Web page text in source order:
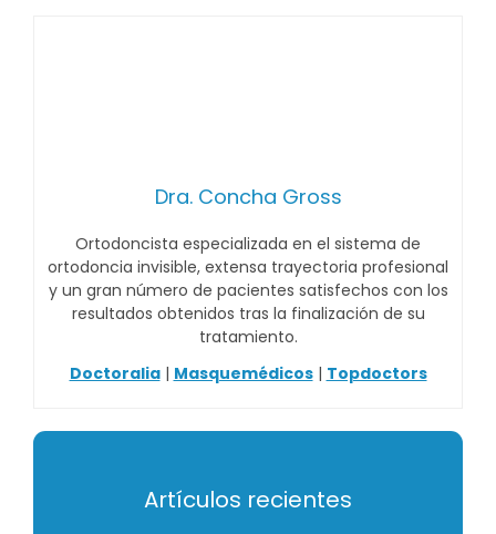
Dra. Concha Gross
Ortodoncista especializada en el sistema de
ortodoncia invisible, extensa trayectoria profesional
y un gran número de pacientes satisfechos con los
resultados obtenidos tras la finalización de su
tratamiento.
Doctoralia| Masquemédicos| Topdoctors
Artículos recientes